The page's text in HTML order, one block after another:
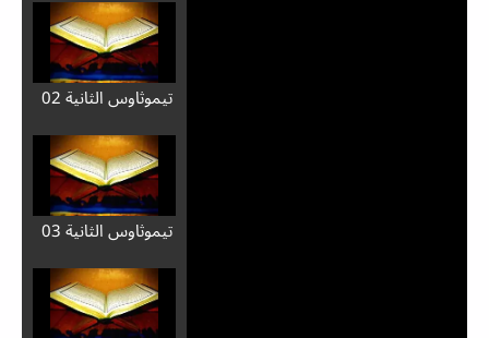
تيموثاوس الثانية 02
تيموثاوس الثانية 03